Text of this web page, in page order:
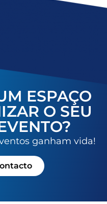
ESPAÇO
O SEU
ganham vida!